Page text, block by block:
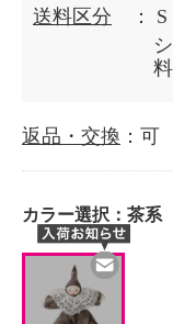
送料区分 ： S
返品・交換 ：可
カラー選択： 茶系